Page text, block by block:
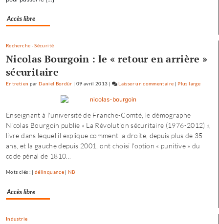
Accès libre
Recherche -Sécurité
Nicolas Bourgoin : le « retour en arrière »
sécuritaire
Entretien par Daniel Bordür 09 avril 2013 Laisser un commentaire on
se
ressource
à
Mamirolle
Plus large
Enseignant à l'université de Franche-Comté, le démographe
Nicolas Bourgoin publie « La Révolution sécuritaire (1976-2012) »,
livre dans lequel il explique comment la droite, depuis plus de 35
ans, et la gauche depuis 2001, ont choisi l'option « punitive » du
code pénal de 1810...
Mots clés : |délinquance |NB
Accès libre
Industrie